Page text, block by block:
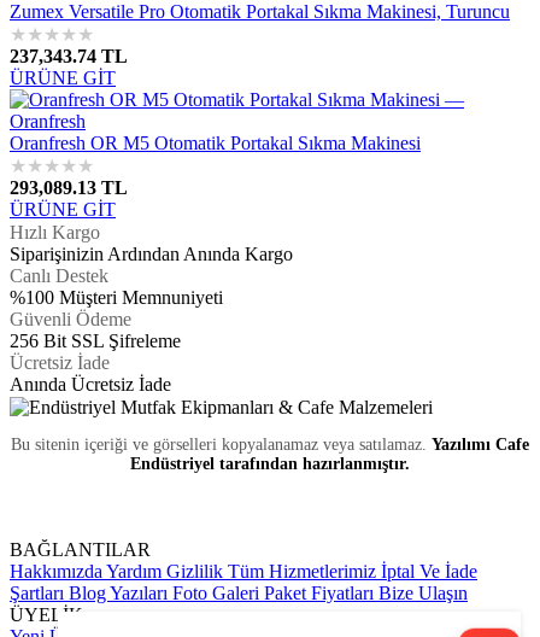
Zumex Versatile Pro Otomatik Portakal Sıkma Makinesi, Turuncu
★★★★★
237,343.74 TL
ÜRÜNE GİT
Oranfresh OR M5 Otomatik Portakal Sıkma Makinesi
★★★★★
293,089.13 TL
ÜRÜNE GİT
Hızlı Kargo
Siparişinizin Ardından Anında Kargo
Canlı Destek
%100 Müşteri Memnuniyeti
Güvenli Ödeme
256 Bit SSL Şifreleme
Ücretsiz İade
Anında Ücretsiz İade
Bu sitenin içeriği ve görselleri kopyalanamaz veya satılamaz. Yazılımı Cafe
Endüstriyel tarafından hazırlanmıştır.
BAĞLANTILAR
Hakkımızda Yardım Gizlilik Tüm Hizmetlerimiz İptal Ve İade
Şartları Blog Yazıları Foto Galeri Paket Fiyatları Bize Ulaşın
ÜYELİK